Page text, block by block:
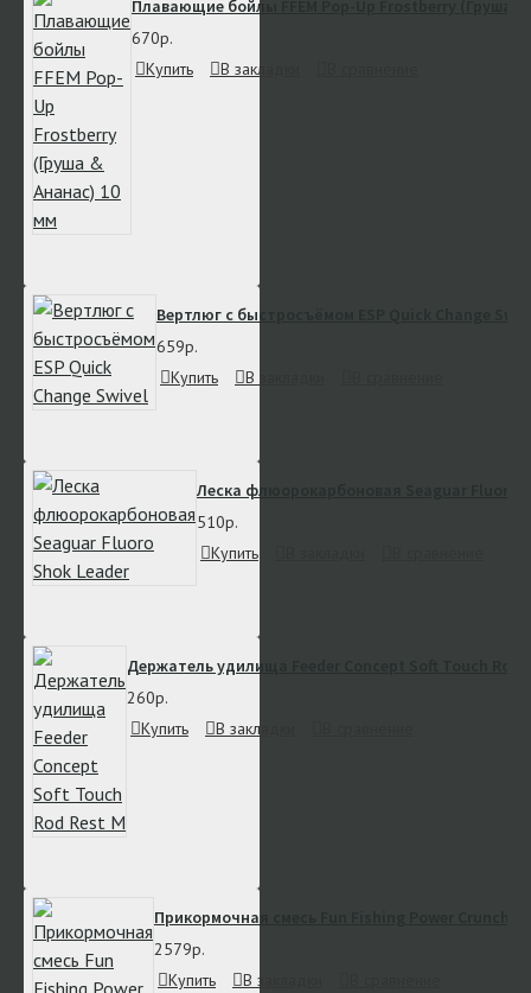
Плавающие бойлы FFEM Pop-Up Frostberry (Груша
670р.
Купить
В закладки
Вертлюг с быстросъёмом ESP Quick Change
659р.
Купить
В закладки
Леска флюорокарбоновая Seaguar Fluoro
510р.
Купить
Держатель удилища Feeder Concept Soft Touch Rod
260р.
Купить
В закладки
Прикормочная смесь Fun Fishing Power Crunchy
2579р.
Купить
В закладки